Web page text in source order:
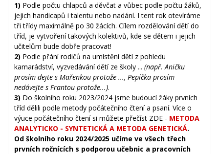
1) Podle počtu chlapců a děvčat a vůbec podle počtu žáků,
jejich handicapů i talentu nebo nadání. I tent rok otevíráme
tři třídy maximálně po 30 žácích. Cílem rozdělování dětí do
tříd, je vytvoření takových kolektivů, kde se dětem i jejich
učitelům bude dobře pracovat!
2) Podle přání rodičů na umístění dětí z pohledu
kamarádství, vyzvedávání dětí ze školy ... (např. Aničku
prosím dejte s Mařenkou protože ..., Pepíčka prosím
nedávejte s Frantou protože...).
3) Do školního roku 2023/2024 jsme budoucí žáky prvních
tříd dělili podle metody počátečního čtení a psaní. Více o
výuce počátečního čtení si můžete přečíst ZDE - METODA
ANALYTICKO - SYNTETICKÁ A METODA GENETICKÁ.
Od školního roku 2024/2025 učíme ve všech třech
prvních ročnících s podporou učebnic a pracovních